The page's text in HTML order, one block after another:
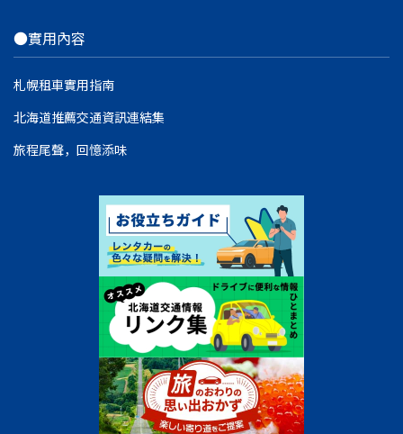
●實用內容
札幌租車實用指南
北海道推薦交通資訊連結集
旅程尾聲，回憶添味